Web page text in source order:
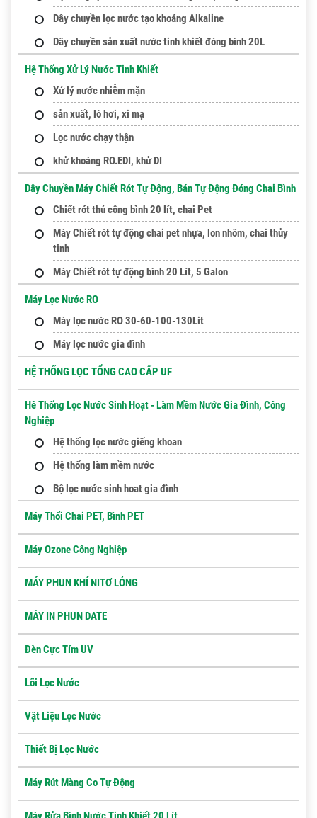
Dây chuyền lọc nước tạo khoáng Alkaline
Dây chuyền sản xuất nước tinh khiết đóng bình 20L
Hệ Thống Xử Lý Nước Tinh Khiết
Xử lý nước nhiễm mặn
sản xuất, lò hơi, xi mạ
Lọc nước chạy thận
khử khoáng RO.EDI, khử DI
Dây Chuyền Máy Chiết Rót Tự Động, Bán Tự Động Đóng Chai Bình
Chiết rót thủ công bình 20 lít, chai Pet
Máy Chiết rót tự động chai pet nhựa, lon nhôm, chai thủy
tinh
Máy Chiết rót tự động bình 20 Lít, 5 Galon
Máy Lọc Nước RO
Máy lọc nước RO 30-60-100-130Lit
Máy lọc nước gia đình
HỆ THỐNG LỌC TỔNG CAO CẤP UF
Hê Thống Lọc Nước Sinh Hoạt - Làm Mềm Nước Gia Đình, Công
Nghiệp
Hệ thống lọc nước giếng khoan
Hệ thống làm mềm nước
Bộ lọc nước sinh hoat gia đình
Máy Thổi Chai PET, Bình PET
Máy Ozone Công Nghiệp
MÁY PHUN KHÍ NITƠ LỎNG
MÁY IN PHUN DATE
Đèn Cực Tím UV
Lõi Lọc Nước
Vật Liệu Lọc Nước
Thiết Bị Lọc Nước
Máy Rút Màng Co Tự Động